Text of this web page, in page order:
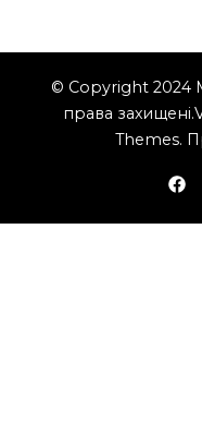
© Copyright 2024
права захищені.
Themes.